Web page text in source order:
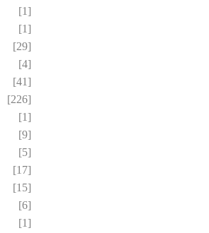
[1]
[1]
[29]
[4]
[41]
[226]
[1]
[9]
[5]
[17]
[15]
[6]
[1]